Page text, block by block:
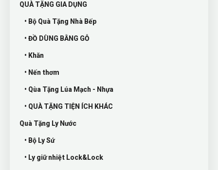
QUÀ TẶNG GIA DỤNG
• Bộ Quà Tặng Nhà Bếp
• ĐỒ DÙNG BẰNG GỖ
• Khăn
• Nến thơm
• Qùa Tặng Lúa Mạch - Nhựa
• QUÀ TẶNG TIỆN ÍCH KHÁC
Quà Tặng Ly Nước
• Bộ Ly Sứ
• Ly giữ nhiệt Lock&Lock